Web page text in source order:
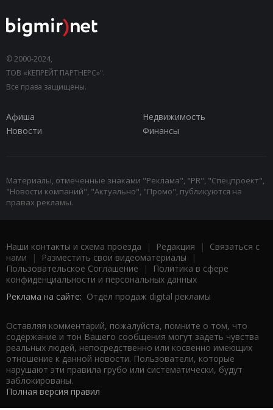
© 2000-2024,
ТОВ «КЕПРЕЙТ ПАРТНЕРС»".
Все права защищены.
Афиша
Недвижимость
Новости
Финансы
Материалы, отмеченные знаками "Реклама", "PR", "Спецпроект",
"Новости компаний", "Актуально", "Промо", публикуются на
правах рекламы.
Наши контакты и схема проезда | Редакция | Связаться с
нами | Разместить свои видеоматериалы |
Пользовательское Соглашение |
Политика в сфере
конфиденциальности и персональных данных
Реклама на сайте: Отдел продаж digital рекламы
Оставляя комментарий, пожалуйста, помните о том, что
содержание и тон Вашего сообщения могут задеть чувства
реальных людей, непосредственно или косвенно имеющих
отношение к данной новости. Пользователи, которые
нарушают эти правила грубо или систематически, будут
заблокированы.
Полная версия правил